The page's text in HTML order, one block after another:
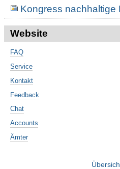
Kongress nachhaltige
Website
FAQ
Service
Kontakt
Feedback
Chat
Accounts
Ämter